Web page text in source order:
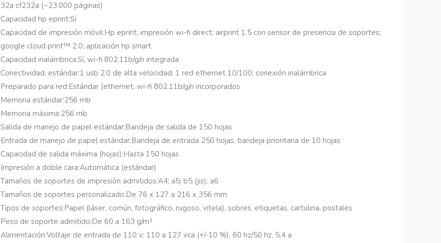
32a cf232a (~23.000 páginas)
Capacidad hp eprint:Sí
Capacidad de impresión móvil:Hp eprint; impresión wi-fi direct; airprint 1.5 con sensor de presencia de soportes;
google cloud print™ 2.0; aplicación hp smart
Capacidad inalámbrica:Sí, wi-fi 802.11b/g/n integrada
Conectividad, estándar:1 usb 2.0 de alta velocidad; 1 red ethernet 10/100; conexión inalámbrica
Preparado para red:Estándar (ethernet, wi-fi 802.11b/g/n incorporados
Memoria estándar:256 mb
Memoria máxima:256 mb
Salida de manejo de papel estándar:Bandeja de salida de 150 hojas
Entrada de manejo de papel estándar:Bandeja de entrada 250 hojas, bandeja prioritaria de 10 hojas
Capacidad de salida máxima (hojas):Hasta 150 hojas
Impresión a doble cara:Automática (estándar)
Tamaños de soportes de impresión admitidos:A4; a5; b5 (jis); a6
Tamaños de soportes personalizado:De 76 x 127 a 216 x 356 mm
Tipos de soportes:Papel (láser, común, fotográfico, rugoso, vitela), sobres, etiquetas, cartulina, postales
Peso de soporte admitido:De 60 a 163 g/m²
Alimentación:Voltaje de entrada de 110 v: 110 a 127 vca (+/-10 %), 60 hz/50 hz, 5,4 a